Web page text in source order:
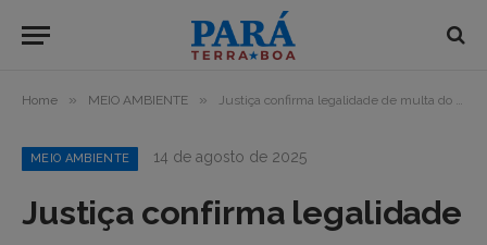
Home » MEIO AMBIENTE » Justiça confirma legalidade de multa do Ibama contra mineradora no Pará
MEIO AMBIENTE 14 de agosto de 2025
Justiça confirma legalidade